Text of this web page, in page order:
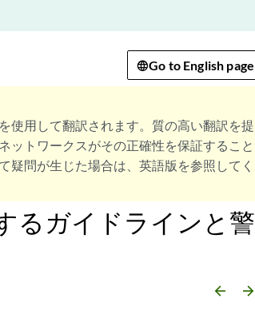
Go to English page
使用して翻訳されます。質の高い翻訳を提
ットワークスがその正確性を保証すること
疑問が生じた場合は、英語版を参照してく
るガイドラインと警
arrow_backward arrow_forward